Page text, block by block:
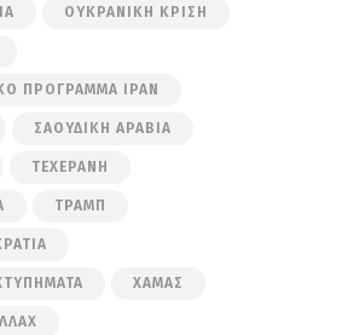
ΟΥΚΡΑΝΙΚΉ ΚΡΊΣΗ
ΠΡΌΓΡΑΜΜΑ ΙΡΆΝ
ΣΑΟΥΔΙΚΉ ΑΡΑΒΊΑ
ΤΕΧΕΡΆΝΗ
ΤΡΑΜΠ
ΧΑΜΆΣ